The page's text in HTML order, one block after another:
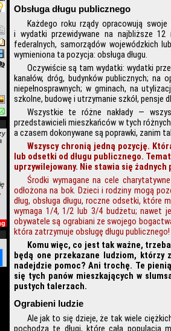
Obsługa długu publicznego
Każdego roku rządy opracowują
i wydatki przewidywane na najbliższe
federalnych, samorządów wojewódzkich
wymieniona ta pozycja: obsługa długu.
Oczywiście są tam wydatki: wydatki
kanałów, dróg, budynków publicznych; na
niepełnosprawnych; w gminach, na
szkolne, budowę i utrzymanie szkół, pensje
Wszystkie te różne nakłady —
przedstawicieli mieszkańców w tych
a czasem dokonywane są poprawki, zanim
Wszyscy chronią jedną pozycję.
lub odsetki od długu publicznego.
uprzywilejowany. Nie stawia się
Środki wymagane na cele
odłożona na bok. Dzieci i rodziny mogą
dług, obsługa długu, roczne odsetki, które
wymaga 1/4, 1/2 lub 3/4 budżetu; nawet
obywatele są ograbiani ze swojego
która zatrzymuje obsługę długu publicznego!
Komu więc, co jest tak ważne,
będą one przekazane ludziom,
nadejdzie pomoc? Ani trochę. Te
się tych panów mieszkających w
pustych talerzach.
Ograbieni ludzie
Ale jak to się dzieje, że tak wiele